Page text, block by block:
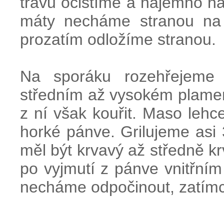
máty necháme stranou
prozatím odložíme stranou.
Na sporáku
středním až vysokém
z ní však kouřit. Maso
horké pánve. Grilujeme
měl být krvavý až středně
po vyjmutí z pánve
necháme odpočinout,